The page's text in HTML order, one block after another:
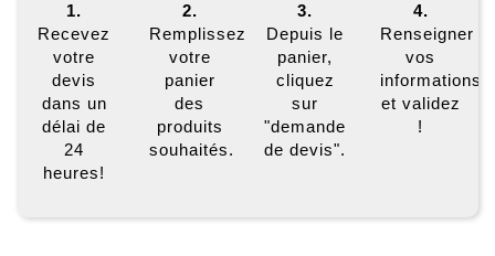
1.
Recevez
votre
devis
dans un
délai de
24
heures!
2.
Remplissez
votre
panier
des
produits
souhaités.
3.
Depuis le
panier,
cliquez
sur
"demande
de devis".
4.
Renseigner
vos
informations
et validez
!